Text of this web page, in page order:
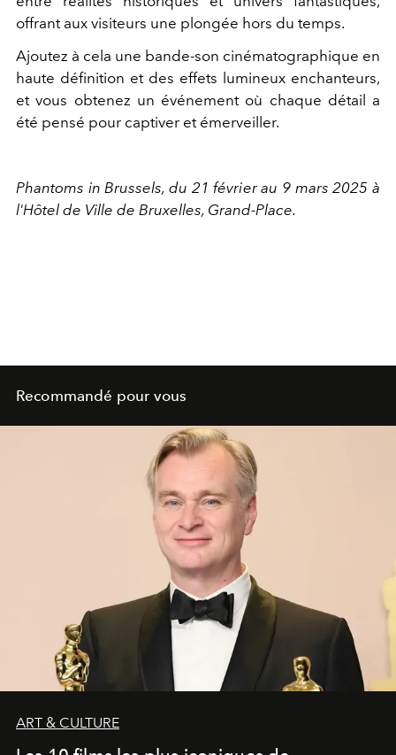
offrant aux visiteurs une plongée hors du temps.
Ajoutez à cela une bande-son cinématographique en
haute définition et des effets lumineux enchanteurs,
et vous obtenez un événement où chaque détail a
été pensé pour captiver et émerveiller.
Phantoms in Brussels, du 21 février au 9 mars 2025 à
l'Hôtel de Ville de Bruxelles, Grand-Place.
Recommandé pour vous
ART & CULTURE